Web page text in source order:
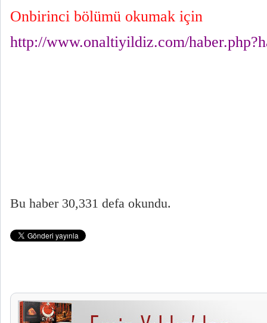
Onbirinci bölümü okumak için
http://www.onaltiyildiz.com/
Bu haber 30,331 defa okundu.